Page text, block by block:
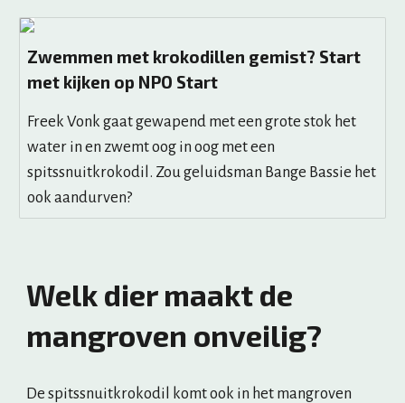
Zwemmen met krokodillen gemist? Start
met kijken op NPO Start
Freek Vonk gaat gewapend met een grote stok het
water in en zwemt oog in oog met een
spitssnuitkrokodil. Zou geluidsman Bange Bassie het
ook aandurven?
Welk dier maakt de
mangroven onveilig?
De spitssnuitkrokodil komt ook in het mangroven